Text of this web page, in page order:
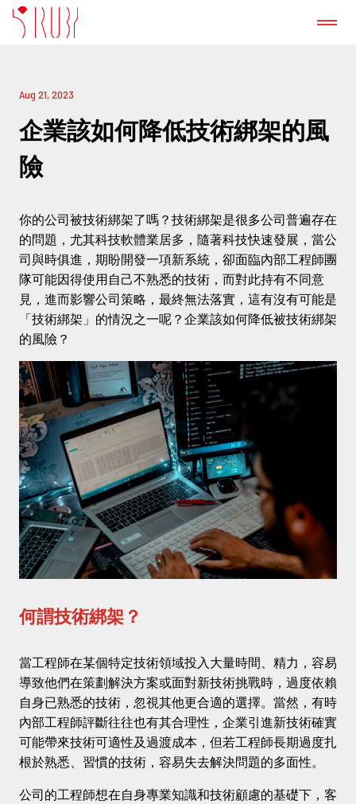
成功案例
產品
新聞稿
部落格
立即諮詢
中文/English
02-2381-5690
project@5xruby.com
Aug 21, 2023
企業該如何降低技術綁架的風
險
你的公司被技術綁架了嗎？技術綁架是很多公司普遍存在
的問題，尤其科技軟體業居多，隨著科技快速發展，當公
司與時俱進，期盼開發一項新系統，卻面臨內部工程師團
隊可能因得使用自己不熟悉的技術，而對此持有不同意
見，進而影響公司策略，最終無法落實，這有沒有可能是
「技術綁架」的情況之一呢？企業該如何降低被技術綁架
的風險？
何謂技術綁架？
當工程師在某個特定技術領域投入大量時間、精力，容易
導致他們在策劃解決方案或面對新技術挑戰時，過度依賴
自身已熟悉的技術，忽視其他更合適的選擇。當然，有時
內部工程師評斷往往也有其合理性，企業引進新技術確實
可能帶來技術可適性及過渡成本，但若工程師長期過度扎
根於熟悉、習慣的技術，容易失去解決問題的多面性。
公司的工程師想在自身專業知識和技術顧慮的基礎下，客